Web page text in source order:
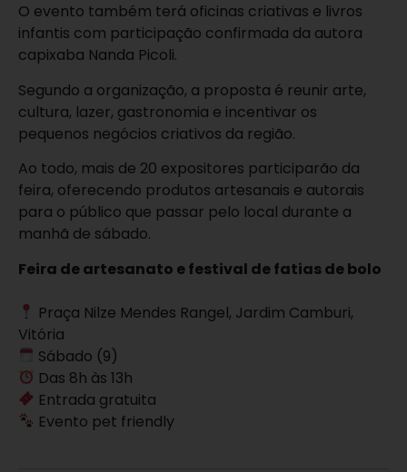
O evento também terá oficinas criativas e livros
infantis com participação confirmada da autora
capixaba Nanda Picoli.
Segundo a organização, a proposta é reunir arte,
cultura, lazer, gastronomia e incentivar os
pequenos negócios criativos da região.
Ao todo, mais de 20 expositores participarão da
feira, oferecendo produtos artesanais e autorais
para o público que passar pelo local durante a
manhã de sábado.
Feira de artesanato e festival de fatias de bolo
Praça Nilze Mendes Rangel, Jardim Camburi,
Vitória
Sábado (9)
Das 8h às 13h
Entrada gratuita
Evento pet friendly